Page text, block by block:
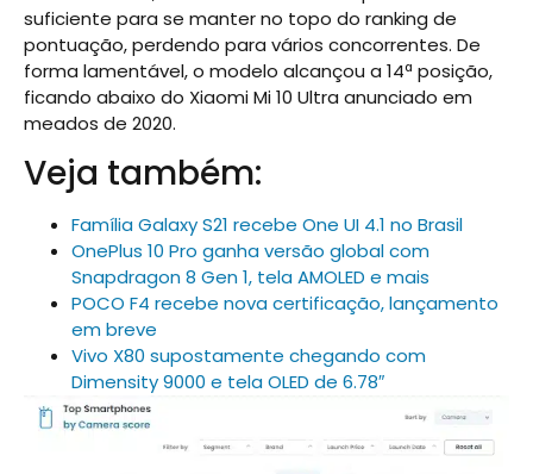
suficiente para se manter no topo do ranking de
pontuação, perdendo para vários concorrentes. De
forma lamentável, o modelo alcançou a 14ª posição,
ficando abaixo do Xiaomi Mi 10 Ultra anunciado em
meados de 2020.
Veja também:
Família Galaxy S21 recebe One UI 4.1 no Brasil
OnePlus 10 Pro ganha versão global com
Snapdragon 8 Gen 1, tela AMOLED e mais
POCO F4 recebe nova certificação, lançamento
em breve
Vivo X80 supostamente chegando com
Dimensity 9000 e tela OLED de 6.78″